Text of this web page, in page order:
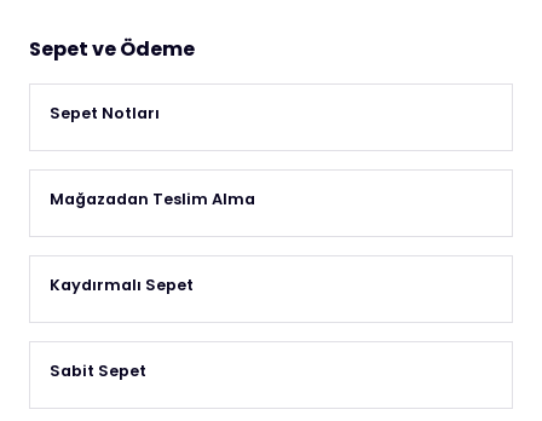
Sepet ve Ödeme
Sepet Notları
Mağazadan Teslim Alma
Kaydırmalı Sepet
Sabit Sepet